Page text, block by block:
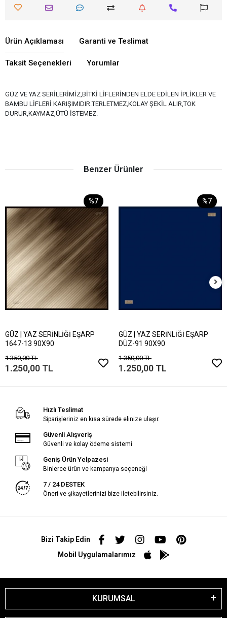
Ürün Açıklaması Garanti ve Teslimat
Taksit Seçenekleri Yorumlar
GÜZ VE YAZ SERİLERİMİZ,BİTKİ LİFLERİNDEN ELDE EDİLEN İPLİKLER VE
BAMBU LİFLERİ KARIŞIMIDIR.TERLETMEZ,KOLAY ŞEKİL ALIR,TOK
DURUR,KAYMAZ,ÜTÜ İSTEMEZ.
Benzer Ürünler
%7
GÜZ | YAZ SERİNLİĞİ EŞARP
1647-13 90X90
1.350,00 TL
1.250,00 TL
%7
GÜZ | YAZ SERİNLİĞİ EŞARP
DÜZ-91 90X90
1.350,00 TL
1.250,00 TL
Hızlı Teslimat
Siparişleriniz en kısa sürede elinize ulaşır.
Güvenli Alışveriş
Güvenli ve kolay ödeme sistemi
Geniş Ürün Yelpazesi
Binlerce ürün ve kampanya seçeneği
7 / 24 DESTEK
Öneri ve şikayetlerinizi bize iletebilirsiniz.
Bizi Takip Edin
Mobil Uygulamalarımız
KURUMSAL